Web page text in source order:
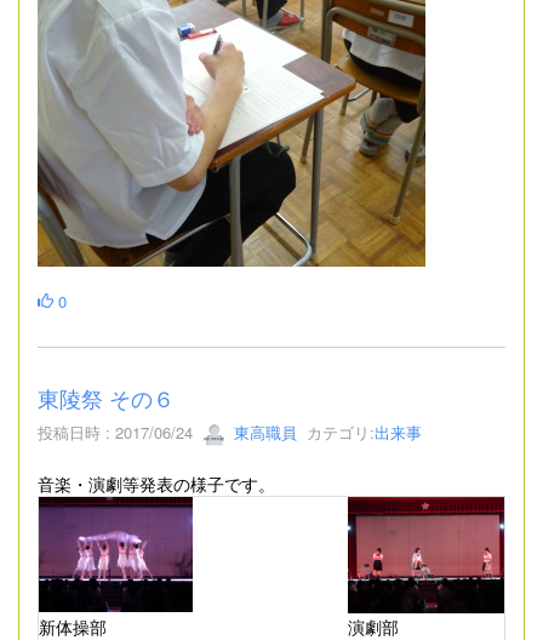
0
東陵祭 その６
投稿日時 : 2017/06/24 東高職員 カテゴリ:出来事
音楽・演劇等発表の様子です。
新体操部 演劇部